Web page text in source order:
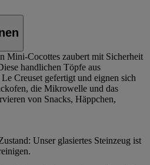
Mini-Cocottes zaubert mit Sicherheit
handlichen Töpfe aus
Creuset gefertigt und eignen sich
die Mikrowelle und das
von Snacks, Häppchen,
Unser glasiertes Steinzeug ist